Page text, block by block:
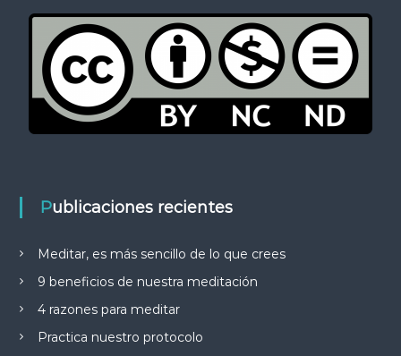
Publicaciones recientes
Meditar, es más sencillo de lo que crees
9 beneficios de nuestra meditación
4 razones para meditar
Practica nuestro protocolo